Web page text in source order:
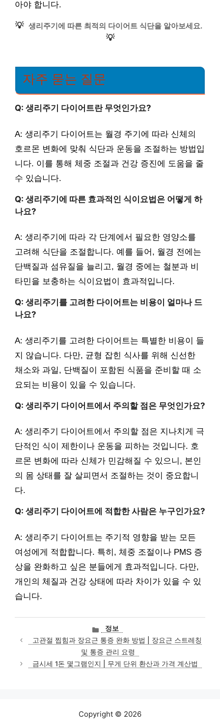
아야 합니다.
💡 생리주기에 따른 최적의 다이어트 식단을 알아보세요.
💡
자주 묻는 질문
Q: 생리주기 다이어트란 무엇인가요?
A: 생리주기 다이어트는 월경 주기에 따라 신체의
호르몬 변화에 맞춰 식단과 운동을 조절하는 방법입
니다. 이를 통해 체중 조절과 건강 증진에 도움을 줄
수 있습니다.
Q: 생리주기에 따른 효과적인 식이요법은 어떻게 하
나요?
A: 생리주기에 따라 각 단계에서 필요한 영양소를
고려해 식단을 조절합니다. 예를 들어, 월경 전에는
단백질과 섬유질을 늘리고, 월경 중에는 철분과 비
타민을 보충하는 식이요법이 효과적입니다.
Q: 생리주기를 고려한 다이어트는 비용이 얼마나 드
나요?
A: 생리주기를 고려한 다이어트는 특별한 비용이 들
지 않습니다. 다만, 균형 잡힌 식사를 위해 신선한
채소와 과일, 단백질이 포함된 식품을 준비할 때 소
요되는 비용이 있을 수 있습니다.
Q: 생리주기 다이어트에서 주의할 점은 무엇인가요?
A: 생리주기 다이어트에서 주의할 점은 지나치게 극
단적인 식이 제한이나 운동을 피하는 것입니다. 호
르몬 변화에 따라 신체가 민감해질 수 있으니, 본인
의 몸 상태를 잘 살피면서 조절하는 것이 중요합니
다.
Q: 생리주기 다이어트에 적합한 사람은 누구인가요?
A: 생리주기 다이어트는 주기적 영향을 받는 모든
여성에게 적합합니다. 특히, 체중 조절이나 PMS 증
상을 완화하고 싶은 분들에게 효과적입니다. 다만,
개인의 체질과 건강 상태에 따라 차이가 있을 수 있
습니다.
카
테
고
리
정보
고관절 찝힘과 장요근 통증 완화 방법 | 장요근 스트레칭
및 통증 관리 요령
금시세 1돈 몇그램인지 | 무게 단위 환산과 가격 계산법
Copyright © 2026